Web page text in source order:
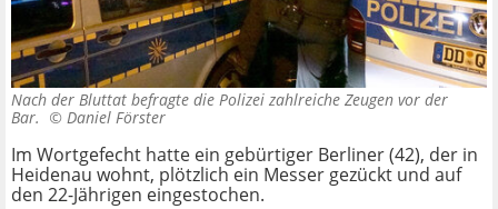
Nach der Bluttat befragte die Polizei zahlreiche Zeugen vor der
Bar. © Daniel Förster
Im Wortgefecht hatte ein gebürtiger Berliner (42), der in
Heidenau wohnt, plötzlich ein Messer gezückt und auf
den 22-Jährigen eingestochen.